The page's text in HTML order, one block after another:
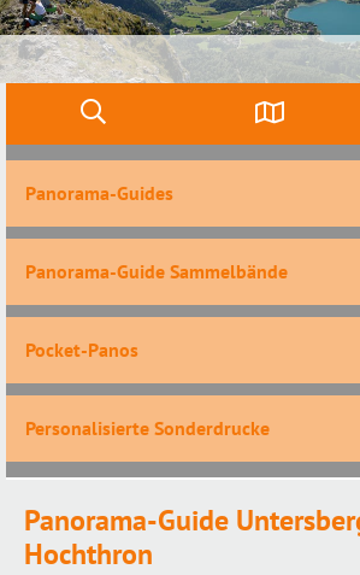
Panorama-Guides
Panorama-Guide Sammelbände
Pocket-Panos
Personalisierte Sonderdrucke
Panorama-Guide
Hochthron